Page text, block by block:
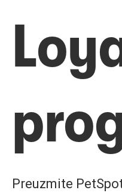
Preuzmite